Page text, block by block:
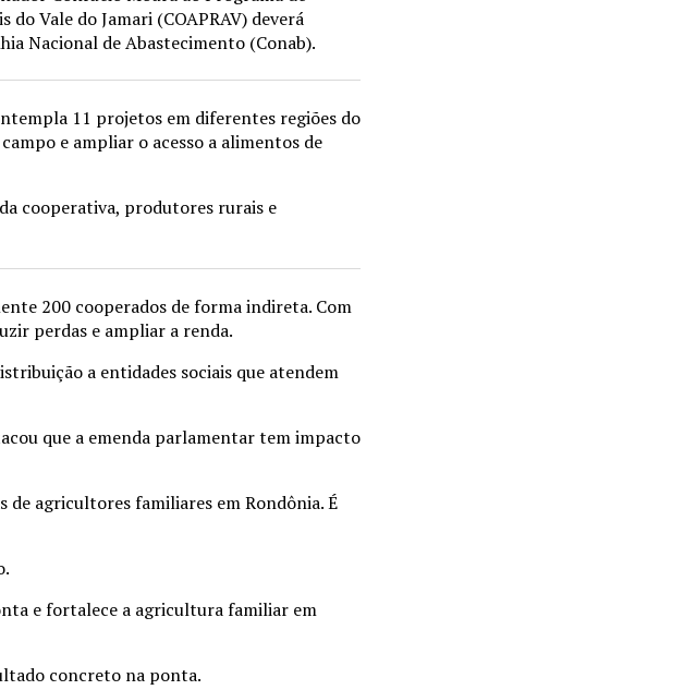
Vale do Jamari (COAPRAV) deverá
Nacional de Abastecimento (Conab).
11 projetos em diferentes regiões do
e ampliar o acesso a alimentos de
cooperativa, produtores rurais e
200 cooperados de forma indireta. Com
perdas e ampliar a renda.
a entidades sociais que atendem
que a emenda parlamentar tem impacto
de agricultores familiares em Rondônia. É
e fortalece a agricultura familiar em
concreto na ponta.